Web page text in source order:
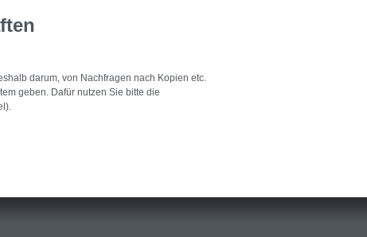
darum, von Nachfragen nach Kopien etc.
geben. Dafür nutzen Sie bitte die